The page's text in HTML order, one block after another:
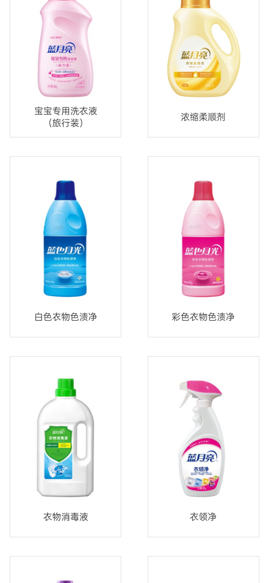
宝宝专用洗衣液
（旅行装）
浓缩柔顺剂
白色衣物色渍净 彩色衣物色渍净
衣物消毒液 衣领净